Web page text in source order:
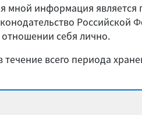
мной информация
Российской
себя лично.
течение всего периода